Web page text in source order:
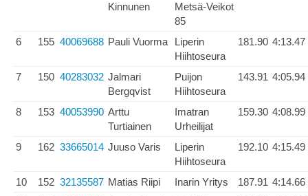
Kinnunen
Metsä-Veikot
85
6 155 40069688 Pauli Vuorma
Liperin
Hiihtoseura
181.90 4:13.47
7 150 40283032 Jalmari
Bergqvist
Puijon
Hiihtoseura
143.91 4:05.94
8 153 40053990 Arttu
Turtiainen
Imatran
Urheilijat
159.30 4:08.99
9 162 33665014 Juuso Varis
Liperin
Hiihtoseura
192.10 4:15.49
10 152 32135587 Matias Riipi Inarin Yritys 187.91 4:14.66